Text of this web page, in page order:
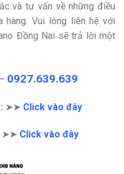
và tư vấn về những điều
hàng. Vui lòng liên hệ với
Đồng Nai sẽ trả lời một
– 0927.639.639
➤➤ Click vào đây
➤➤ Click vào đây